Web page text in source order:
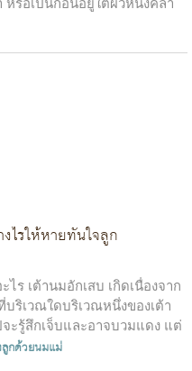
ไรให้หายทันใจลูก
ไร เต้านมอักเสบ เกิดเนื่องจาก
ริเวณใดบริเวณหนึ่งของเต้า
ะรู้สึกเจ็บและอาจบวมแดง แต่
ลูกด้วยนมแม่